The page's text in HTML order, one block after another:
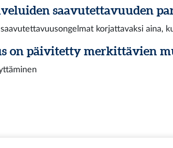
saavutettavuuden
korjattavaksi aina,
on päivitetty merkittävien